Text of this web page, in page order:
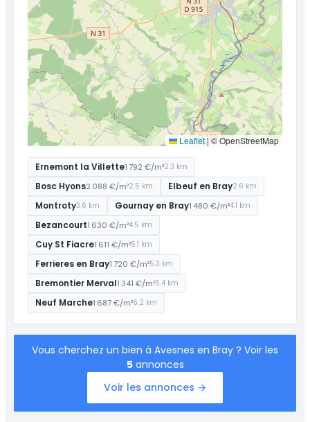
Leaflet|© OpenStreetMap
Ernemont la Villette1 792 €/m²2.3 km
Bosc Hyons2 088 €/m²2.5 km Elbeuf en Bray2.6 km
Montroty3.6 km Gournay en Bray1 480 €/m²4.1 km
Bezancourt1 630 €/m²4.5 km
Cuy St Fiacre1 611 €/m²5.1 km
Ferrieres en Bray1 720 €/m²5.3 km
Bremontier Merval1 341 €/m²5.4 km
Neuf Marche1 687 €/m²6.2 km
Vous cherchez un bien à Avesnes en Bray ? Voir les
5annonces
Voir les annonces →